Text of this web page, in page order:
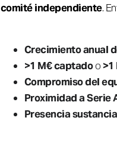
comité independiente.
Crecimiento anual
>1 M€ captadoo
Compromiso del
Proximidad a Serie
Presencia